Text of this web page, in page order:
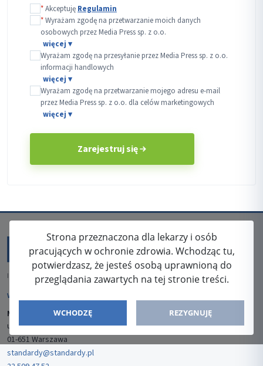
*Akceptuję Regulamin
*Wyrażam zgodę na przetwarzanie moich danych
osobowych przez Media Press sp. z o.o.
Wyrażam zgodę na przesyłanie przez Media Press sp. z o.o.
informacji handlowych
Wyrażam zgodę na przetwarzanie mojego adresu e-mail
przez Media Press sp. z o.o. dla celów marketingowych
Zarejestruj się
Strona przeznaczona dla lekarzy i osób
pracujących w ochronie zdrowia. Wchodząc tu,
potwierdzasz, że jesteś osobą uprawnioną do
przeglądania zawartych na tej stronie treści.
WCHODZĘ REZYGNUJĘ
ISSN: 2080-5438
WYDAWCA
Media-Press Sp. z o.o.
ul. Gwiaździsta 7B/8
01-651 Warszawa
standardy@standardy.pl